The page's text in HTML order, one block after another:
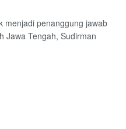
menjadi penanggung jawab
Jawa Tengah, Sudirman